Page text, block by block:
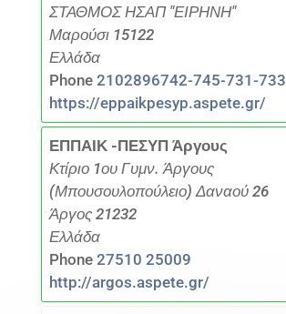
ΣΤΑΘΜΟΣ ΗΣΑΠ "ΕΙΡΗΝΗ"
Μαρούσι 15122
Ελλάδα
Phone 2102896742-745-731-733
https://eppaikpesyp.aspete.gr/
ΕΠΠΑΙΚ -ΠΕΣΥΠ Άργους
Κτίριο 1ου Γυμν. Άργους
(Μπουσουλοπούλειο) Δαναού 26
Άργος 21232
Ελλάδα
Phone 27510 25009
http://argos.aspete.gr/